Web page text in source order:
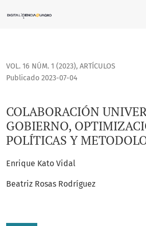
COLABORACIÓN UNIVERSIDAD-
VOL. 16 NÚM. 1 (2023), ARTÍCULOS
COLABORACIÓN
GOBIERNO,
POLÍTICAS Y
Publicado 2023-07-04
Enrique Kato Vidal
Beatriz Rosas Rodríguez